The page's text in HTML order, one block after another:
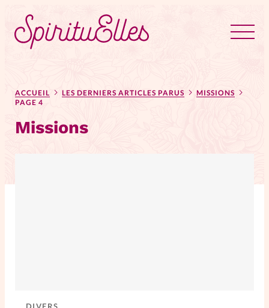
Tous les articles
Actus
Actus au féminin
ACCUEIL LES DERNIERS ARTICLES PARUS
MISSIONS
PAGE 4
Missions
DIVERS